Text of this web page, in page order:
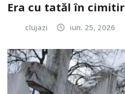
Era cu tatăl în cimitir
clujazi iun. 25, 2026